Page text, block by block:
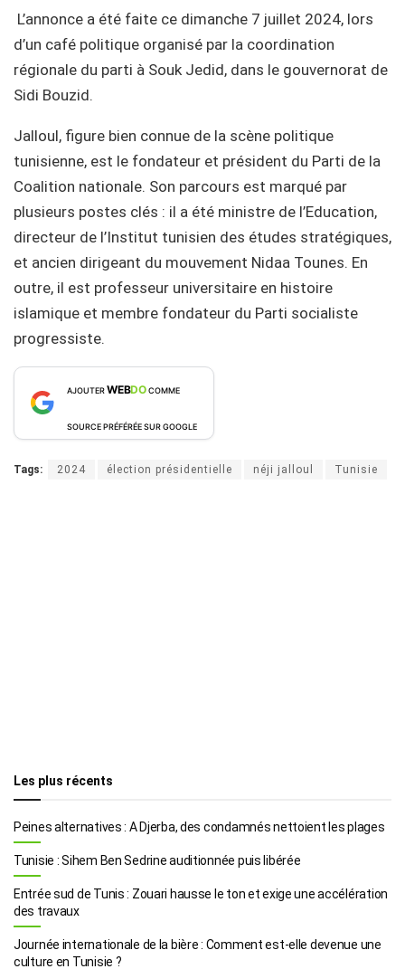
L’annonce a été faite ce dimanche 7 juillet 2024, lors
d’un café politique organisé par la coordination
régionale du parti à Souk Jedid, dans le gouvernorat de
Sidi Bouzid.
Jalloul, figure bien connue de la scène politique
tunisienne, est le fondateur et président du Parti de la
Coalition nationale. Son parcours est marqué par
plusieurs postes clés : il a été ministre de l’Education,
directeur de l’Institut tunisien des études stratégiques,
et ancien dirigeant du mouvement Nidaa Tounes. En
outre, il est professeur universitaire en histoire
islamique et membre fondateur du Parti socialiste
progressiste.
AJOUTERWEBDOCOMME
SOURCE PRÉFÉRÉE SUR GOOGLE
Tags: 2024 élection présidentielle néji jalloul Tunisie
Les plus récents
Peines alternatives : A Djerba, des condamnés nettoient les plages
Tunisie : Sihem Ben Sedrine auditionnée puis libérée
Entrée sud de Tunis : Zouari hausse le ton et exige une accélération
des travaux
Journée internationale de la bière : Comment est-elle devenue une
culture en Tunisie ?